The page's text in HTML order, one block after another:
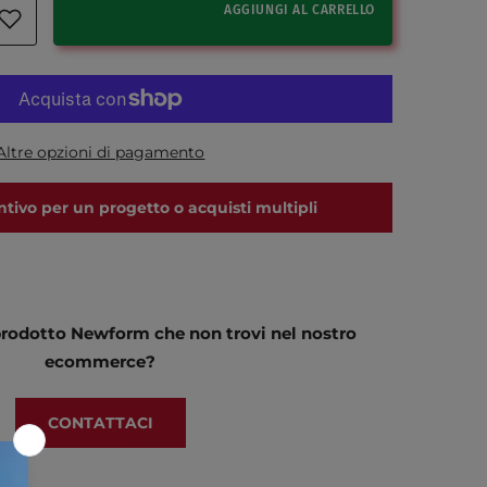
AGGIUNGI AL CARRELLO
opzioni di pagamento
per un progetto o acquisti multipli
Newform che non trovi nel nostro
ecommerce?
CONTATTACI